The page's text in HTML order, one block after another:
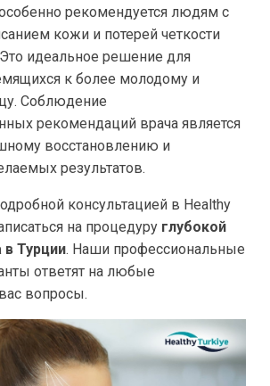
рекомендуется людям с
кожи и потерей четкости
идеальное решение для
к более молодому и
Соблюдение
рекомендаций врача является
восстановлению и
результатов.
консультацией в Healthy
на процедуру глубокой
Турции. Наши профессиональные
ответят на любые
вопросы.